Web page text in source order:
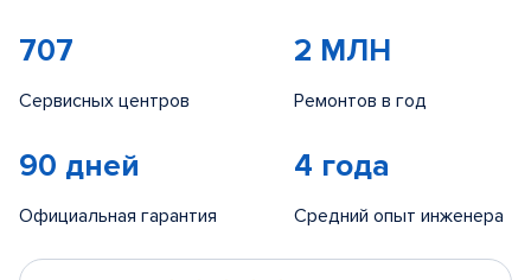
707
Сервисных центров
2 МЛН
Ремонтов в год
90 дней
Официальная гарантия
4 года
Средний опыт инженера